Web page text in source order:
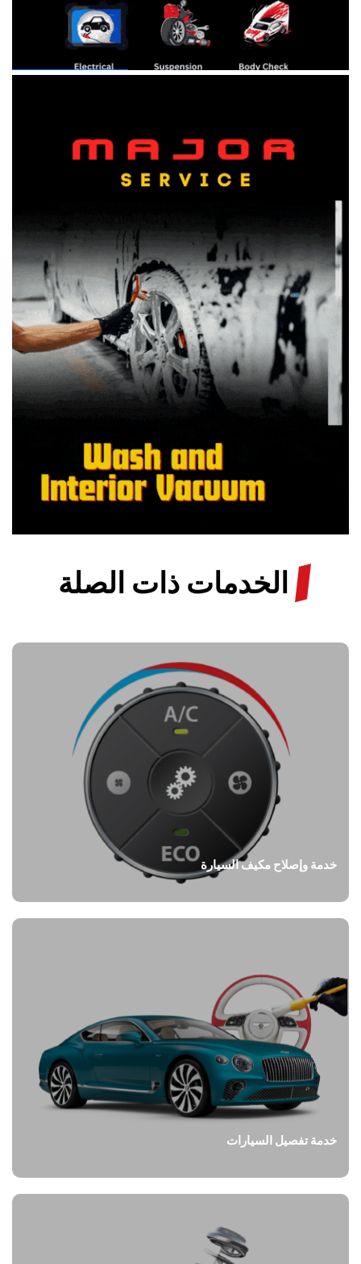
/ الخدمات ذات الصلة
خدمة وإصلاح مكيف السيارة
خدمة تفصيل السيارات